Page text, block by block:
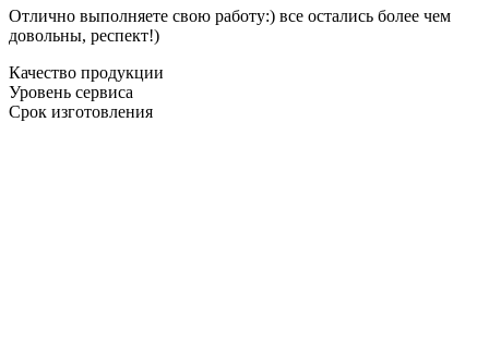
Отлично выполняете свою работу:) все остались более чем
довольны, респект!)
Качество продукции
Уровень сервиса
Срок изготовления